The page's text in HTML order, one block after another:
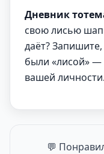
Дневник
свою лисью
даёт?
были «лисой» —
вашей личности.
💬